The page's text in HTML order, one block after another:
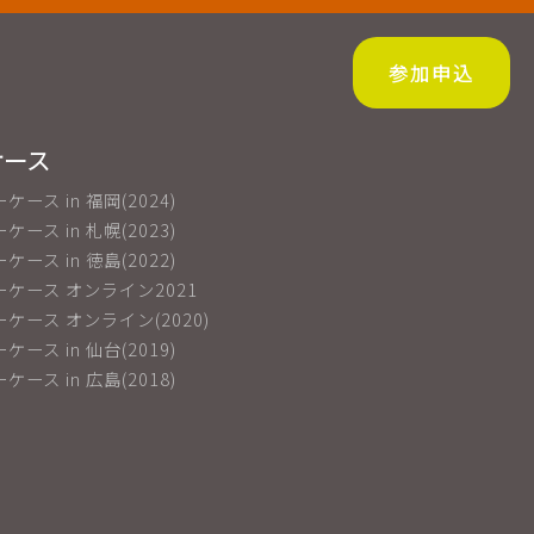
ス
ース in 福岡(2024)
ース in 札幌(2023)
ース in 徳島(2022)
ース オンライン2021
ース オンライン(2020)
ース in 仙台(2019)
ース in 広島(2018)
参加申込